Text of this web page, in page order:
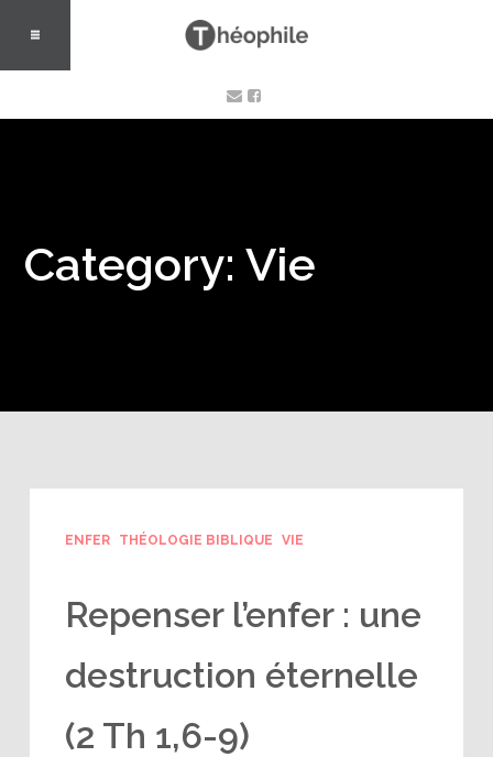
Category: Vie
ENFER THÉOLOGIE BIBLIQUE VIE
Repenser l’enfer : une
destruction éternelle
(2 Th 1,6-9)